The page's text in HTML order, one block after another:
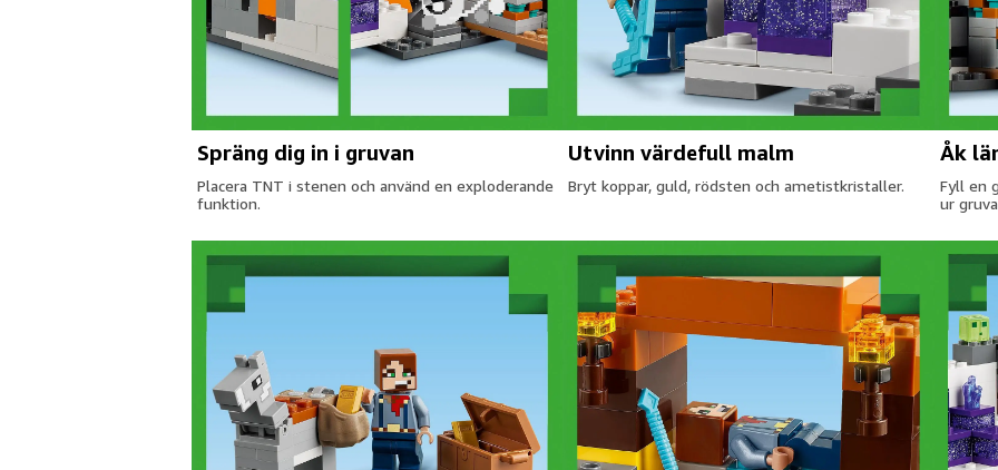
Spräng dig in i gruvan
Placera TNT i stenen och använd en exploderande
funktion.
Utvinn värdefull malm
Bryt koppar, guld, rödsten och ametistkristaller.
Åk
Fyll en
ur